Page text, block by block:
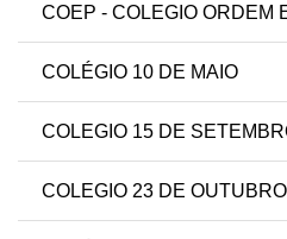
COEP - COLEGIO ORDEM
COLÉGIO 10 DE MAIO
COLEGIO 15 DE
COLEGIO 23 DE OUTUBRO